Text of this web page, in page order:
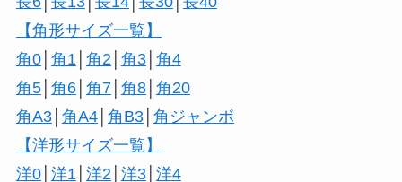
【角形サイズ一覧】
角0│ 角1 角2 角3│ 角4
角5│ 角6│ 角7│ 角8│ 角20
角A3│ 角A4│ 角B3│ 角ジャンボ
【洋形サイズ一覧】
洋0│ 洋1 洋2 洋3│ 洋4